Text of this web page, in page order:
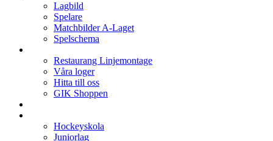
Lagbild
Spelare
Matchbilder A-Laget
Spelschema
Restaurang Linjemontage
Våra loger
Hitta till oss
GIK Shoppen
Hockeyskola
Juniorlag